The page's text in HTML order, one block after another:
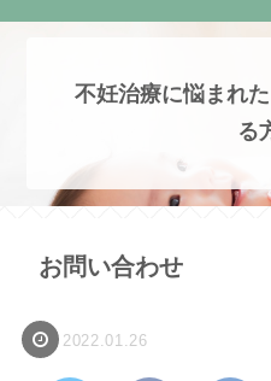
不妊治療に悩まれ
る
お問い合わせ
2022.01.26